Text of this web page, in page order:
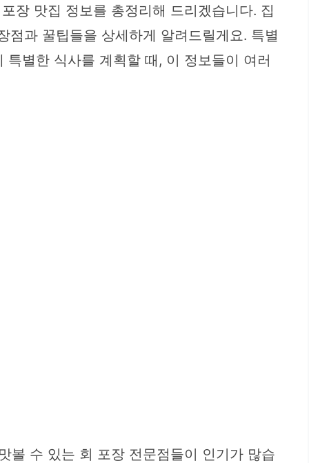
장 맛집 정보를 총정리해 드리겠습니다. 집
과 꿀팁들을 상세하게 알려드릴게요. 특별
별한 식사를 계획할 때, 이 정보들이 여러
볼 수 있는 회 포장 전문점들이 인기가 많습